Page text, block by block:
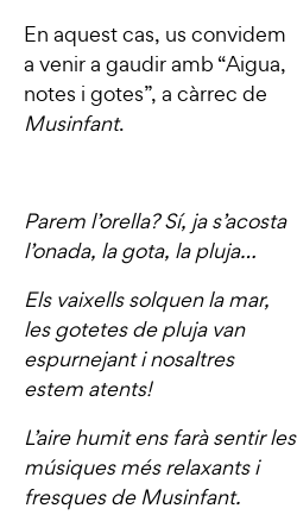
En aquest cas, us convidem
a venir a gaudir amb “Aigua,
notes i gotes”, a càrrec de
Musinfant.
Parem l’orella? Sí, ja s’acosta
l’onada, la gota, la pluja…
Els vaixells solquen la mar,
les gotetes de pluja van
espurnejant i nosaltres
estem atents!
L’aire humit ens farà sentir les
músiques més relaxants i
fresques de Musinfant.